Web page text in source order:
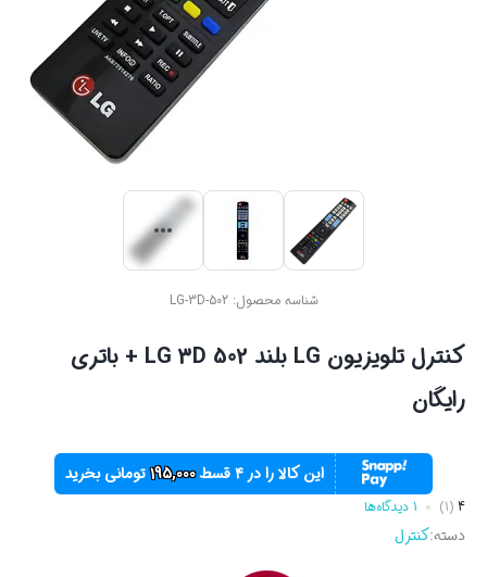
شناسه محصول:LG-3D-502
کنترل تلویزیون LG بلند LG 3D 502 + باتری
رایگان
این کالا را در ۴ قسط 195,000تومانی بخرید
4
(1) 1 دیدگاه‌ها
دسته:کنترل